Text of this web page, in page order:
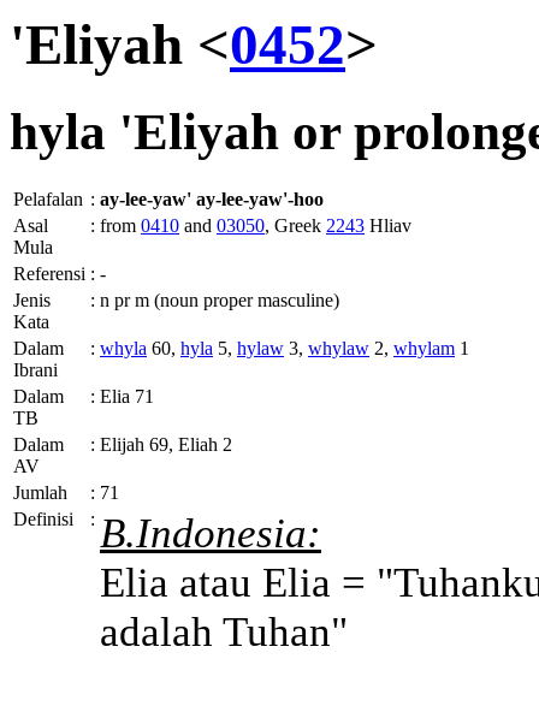
'Eliyah <0452>
hyla 'Eliyah or
Pelafalan : ay-lee-yaw' ay-lee-yaw'-hoo
Asal
Mula
: from 0410 and 03050, Greek 2243 Hliav
Referensi : -
Jenis
Kata
: n pr m (noun proper masculine)
Dalam
Ibrani
: whyla 60, hyla 5, hylaw 3, whylaw 2, whylam 1
Dalam
TB
: Elia 71
Dalam
AV
: Elijah 69, Eliah 2
Jumlah : 71
Definisi
: B.Indonesia:
Elia atau Elia =
adalah Tuhan"